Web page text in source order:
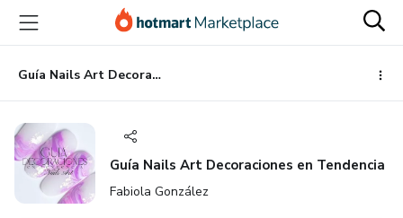
principal
página
de
página
Guía Nails Art Decoraciones en Tendencia
Guía Nails Art Decoraciones en Tendencia
Fabiola González